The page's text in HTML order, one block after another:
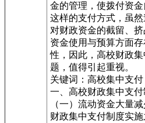
金的管理，使拨付资金
这样的支付方式，虽
对财政资金的截留、
资金使用与预算方面
性，因此，高校财政
题，值得引起重视。
关键词：高校集中支
一、高校财政集中支
（一）流动资金大量
财政集中支付制度实